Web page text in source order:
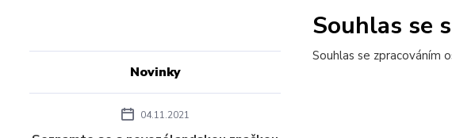
Novinky
04.11.2021
Souhlas se
Souhlas se zpracováním